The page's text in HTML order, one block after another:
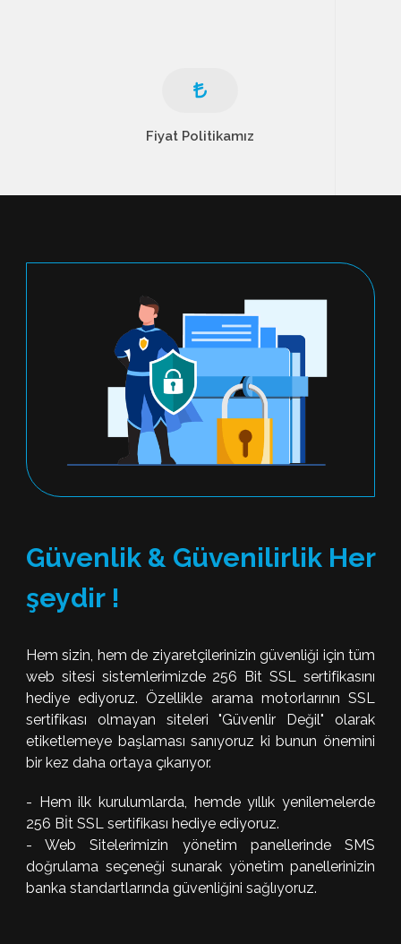
Fiyat Politikamız
Güvenlik & Güvenilirlik Her
şeydir !
Hem sizin, hem de ziyaretçilerinizin güvenliği için tüm
web sitesi sistemlerimizde 256 Bit SSL sertifikasını
hediye ediyoruz. Özellikle arama motorlarının SSL
sertifikası olmayan siteleri "Güvenlir Değil" olarak
etiketlemeye başlaması sanıyoruz ki bunun önemini
bir kez daha ortaya çıkarıyor.
- Hem ilk kurulumlarda, hemde yıllık yenilemelerde
256 Bİt SSL sertifikası hediye ediyoruz.
- Web Sitelerimizin yönetim panellerinde SMS
doğrulama seçeneği sunarak yönetim panellerinizin
banka standartlarında güvenliğini sağlıyoruz.